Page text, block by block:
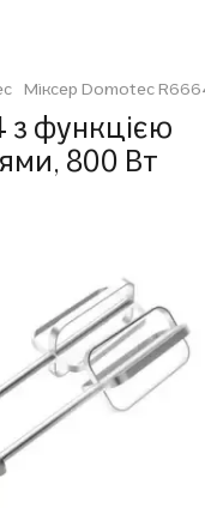
Міксер Domotec
з функцією
800 Вт